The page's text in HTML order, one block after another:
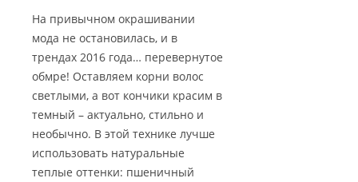
На привычном окрашивании
мода не остановилась, и в
трендах 2016 года… перевернутое
обмре! Оставляем корни волос
светлыми, а вот кончики красим в
темный – актуально, стильно и
необычно. В этой технике лучше
использовать натуральные
теплые оттенки: пшеничный